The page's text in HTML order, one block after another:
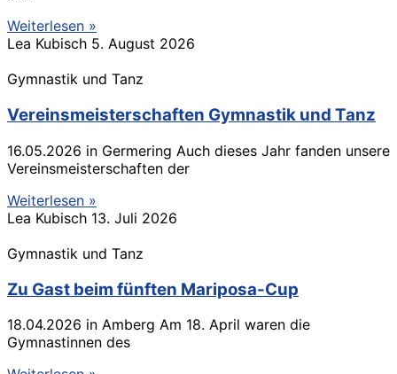
Weiterlesen »
Lea Kubisch 5. August 2026
Gymnastik und Tanz
Vereinsmeisterschaften Gymnastik und Tanz
16.05.2026 in Germering Auch dieses Jahr fanden unsere
Vereinsmeisterschaften der
Weiterlesen »
Lea Kubisch 13. Juli 2026
Gymnastik und Tanz
Zu Gast beim fünften Mariposa-Cup
18.04.2026 in Amberg Am 18. April waren die
Gymnastinnen des